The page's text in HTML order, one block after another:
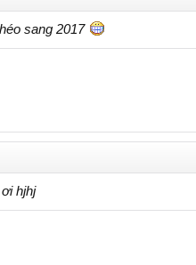
sang 2017
hjhj